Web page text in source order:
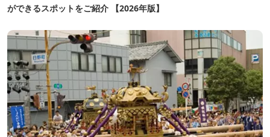
ができるスポットをご紹介 【2026年版】